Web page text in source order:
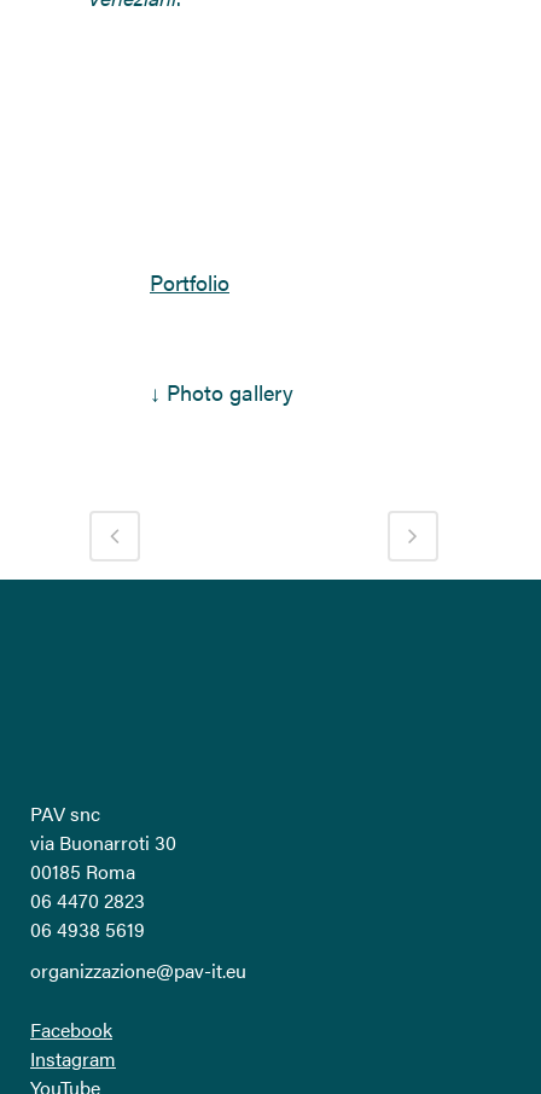
Portfolio
↓ Photo gallery
PAV snc
via Buonarroti 30
00185 Roma
06 4470 2823
06 4938 5619
organizzazione@pav-it.eu
Facebook
Instagram
YouTube